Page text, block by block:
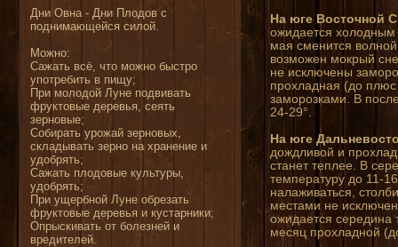
Дни Овна - Дни Плодов с
поднимающейся силой.
Можно:
Сажать всё, что можно быстро
употребить в пищу;
При молодой Луне подвивать
фруктовые деревья, сеять
зерновые;
Собирать урожай зерновых,
складывать зерно на хранение и
удобрять;
Сажать плодовые культуры,
удобрять;
При ущербной Луне обрезать
фруктовые деревья и кустарники;
Опрыскивать от болезней и
вредителей.
На юге Восточной
ожидается
мая сменится
возможен мокрый
не исключены
прохладная (до
заморозками. В
24-29°.
На юге
дождливой и
станет теплее. В
температуру до 11-
налаживаться,
местами не
ожидается середина
месяц прохладной